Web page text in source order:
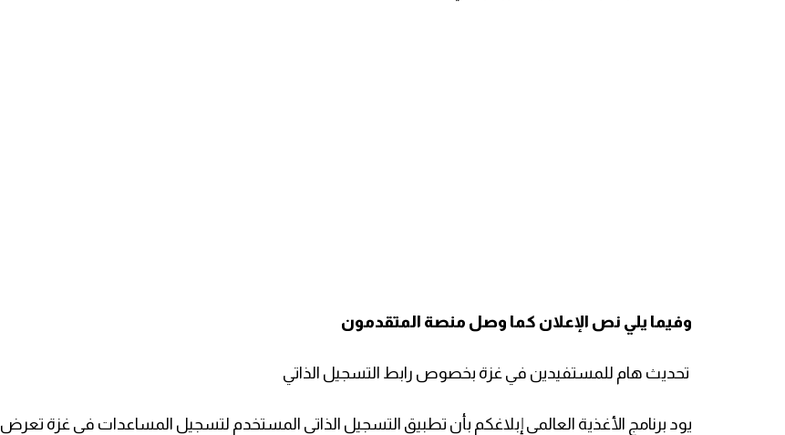
وفيما يلي نص الإعلان كما وصل منصة المتقدمون
​ تحديث هام للمستفيدين في غزة بخصوص رابط التسجيل الذاتي
​يود برنامج الأغذية العالمي إبلاغكم بأن تطبيق التسجيل الذاتي المستخدم لتسجيل المساعدات في غزة تعرض